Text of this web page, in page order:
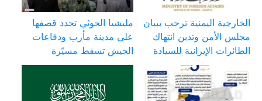
الخارجية اليمنية ترحب ببيان
مجلس الأمن وتدين انتهاك
الطائرات الإيرانية للسيادة
مليشيا الحوثي تجدد قصفها
على مدينة مأرب ودفاعات
الجيش تسقط مسيّرة